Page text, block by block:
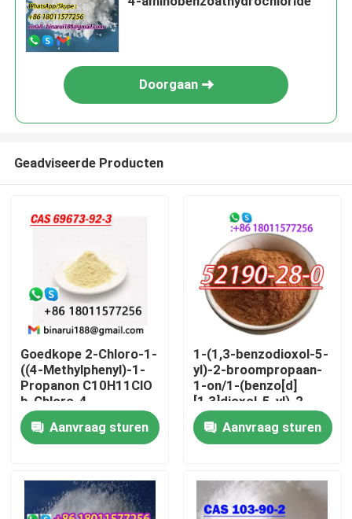
Thuis
Video's
Doorgaan
Geadviseerde Producten
Goedkope 2-Chloro-1-
((4-Methylphenyl)-1-
Propanon C10H11ClO
b-Chloro-4-
methylpropiophenon
Cas 69673-92-3
Aanvraag sturen
1-(1,3-benzodioxol-5-
yl)-2-broompropaan-
1-on/1-(benzo[d]
[1,3]dioxol-5-yl)-2-
broompropaan-1-on
CAS 52190 -28-0
Aanvraag sturen